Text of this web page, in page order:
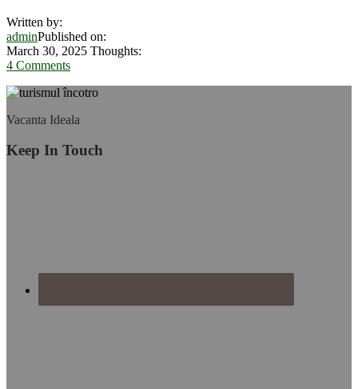
la
Paradisul
(1)
Written by:
adminPublished on:
March 30, 2025 Thoughts:
4 Comments
Vacanta Ideala
Keep In Touch